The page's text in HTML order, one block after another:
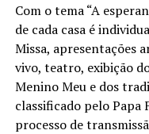
Com o tema “A
de cada casa é
Missa, apresentações
vivo, teatro, exibição
Menino Meu e dos
classificado pelo
processo de